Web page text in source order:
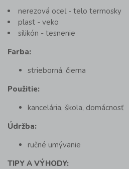
nerezová oceľ - telo termosky
plast - veko
silikón - tesnenie
Farba:
strieborná, čierna
Použitie:
kancelária, škola, domácnosť
Údržba:
ručné umývanie
TIPY A VÝHODY: